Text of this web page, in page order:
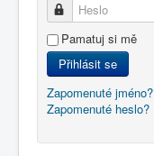
Heslo
Pamatuj si mě
Přihlásit se
Zapomenuté jméno?
Zapomenuté heslo?